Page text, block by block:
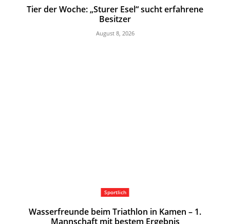
Tier der Woche: „Sturer Esel“ sucht erfahrene
Besitzer
August 8, 2026
Sportlich
Wasserfreunde beim Triathlon in Kamen – 1.
Mannschaft mit bestem Ergebnis